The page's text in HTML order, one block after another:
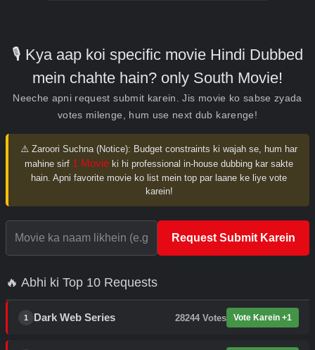
🎙️ Kya aap koi specific movie Hindi Dubbed
mein chahte hain? only South Movie!
Neeche apni request submit karein. Jis movie ko sabse zyada
votes milenge, hum use next dub karenge!
⚠️ Zaroori Suchna (Notice): Budget constraints ki wajah se, hum har
mahine sirf 1 Movie ki hi professional in-house dubbing kar sakte
hain. Apni favorite movie ko list mein top par laane ke liye vote
karein!
Request Submit Karein
🔥 Abhi ki Top 10 Requests
1 Dark Web Series 28244 Votes Vote Karein +1